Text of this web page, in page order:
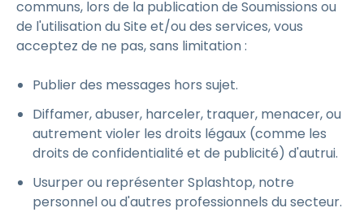
communs, lors de la publication de Soumissions ou
de l'utilisation du Site et/ou des services, vous
acceptez de ne pas, sans limitation :
Publier des messages hors sujet.
Diffamer, abuser, harceler, traquer, menacer, ou
autrement violer les droits légaux (comme les
droits de confidentialité et de publicité) d'autrui.
Usurper ou représenter Splashtop, notre
personnel ou d'autres professionnels du secteur.